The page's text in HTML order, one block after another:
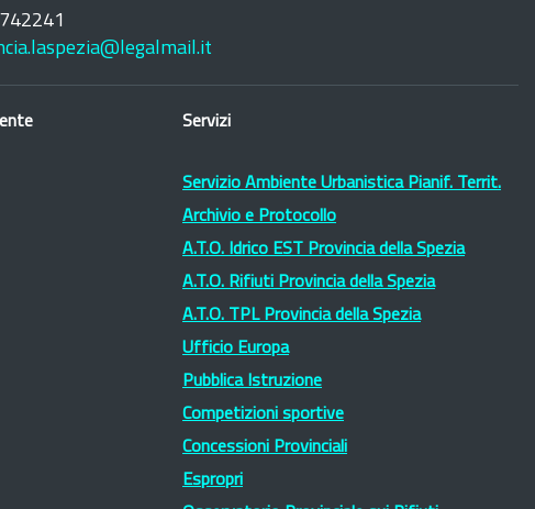
Servizi
Servizio Ambiente Urbanistica Pianif. Territ.
Archivio e Protocollo
A.T.O. Idrico EST Provincia della Spezia
A.T.O. Rifiuti Provincia della Spezia
A.T.O. TPL Provincia della Spezia
Ufficio Europa
Pubblica Istruzione
Competizioni sportive
Concessioni Provinciali
Espropri